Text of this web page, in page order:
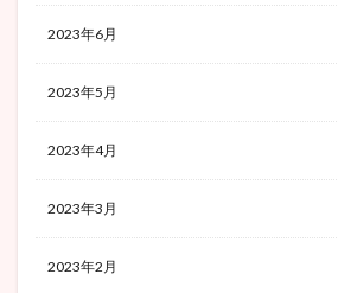
2023年6月
2023年5月
2023年4月
2023年3月
2023年2月